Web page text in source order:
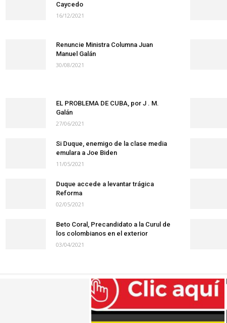
Caycedo
16/12/2021
Renuncie Ministra Columna Juan
Manuel Galán
30/08/2021
EL PROBLEMA DE CUBA, por J . M.
Galán
27/06/2021
Si Duque, enemigo de la clase media
emulara a Joe Biden
11/05/2021
Duque accede a levantar trágica
Reforma
02/05/2021
Beto Coral, Precandidato a la Curul de
los colombianos en el exterior
03/04/2021